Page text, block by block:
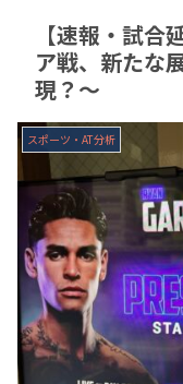
【速報・試
ア戦、新たな
現？〜
スポーツ・AT分析